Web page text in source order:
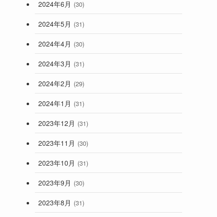
2024年6月 (30)
2024年5月 (31)
2024年4月 (30)
2024年3月 (31)
2024年2月 (29)
2024年1月 (31)
2023年12月 (31)
2023年11月 (30)
2023年10月 (31)
2023年9月 (30)
2023年8月 (31)